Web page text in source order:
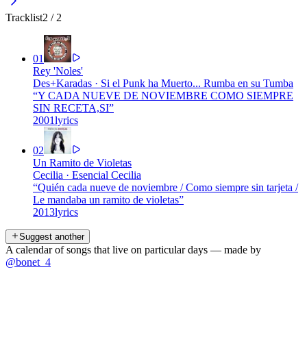
Tracklist2 / 2
01
Rey 'Noles'
Des+Karadas · Si el Punk ha Muerto... Rumba en su Tumba
“Y CADA NUEVE DE NOVIEMBRE COMO SIEMPRE
SIN RECETA,SI”
2001lyrics
02
Un Ramito de Violetas
Cecilia · Esencial Cecilia
“Quién cada nueve de noviembre / Como siempre sin tarjeta /
Le mandaba un ramito de violetas”
2013lyrics
Suggest another
A calendar of songs that live on particular days — made by
@bonet_4